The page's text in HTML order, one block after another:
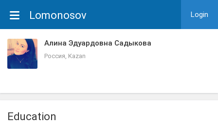
Lomonosov Login
Алина Эдуардовна Садыкова
Россия, Kazan
Education